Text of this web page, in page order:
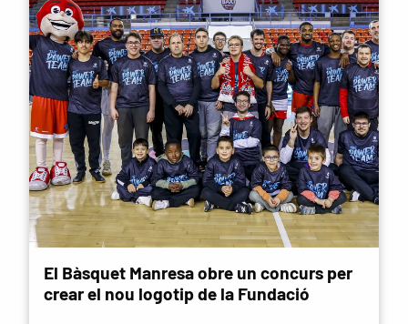
El Bàsquet Manresa obre un concurs per
crear el nou logotip de la Fundació